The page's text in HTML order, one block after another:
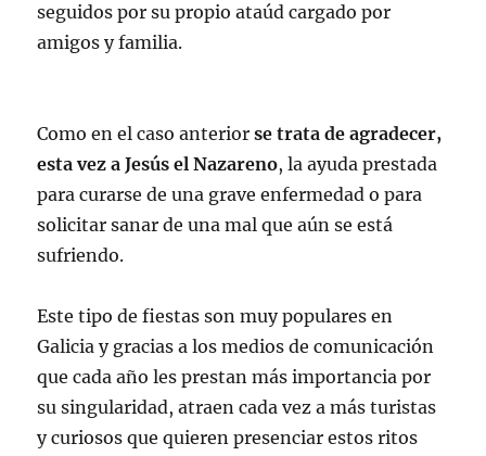
seguidos por su propio ataúd cargado por
amigos y familia.
Como en el caso anterior se trata de agradecer,
esta vez a Jesús el Nazareno, la ayuda prestada
para curarse de una grave enfermedad o para
solicitar sanar de una mal que aún se está
sufriendo.
Este tipo de fiestas son muy populares en
Galicia y gracias a los medios de comunicación
que cada año les prestan más importancia por
su singularidad, atraen cada vez a más turistas
y curiosos que quieren presenciar estos ritos